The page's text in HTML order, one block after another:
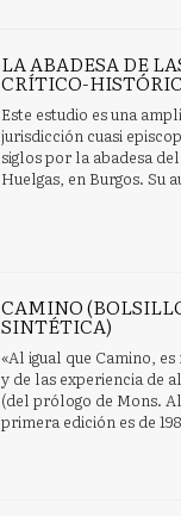
LA ABADESA DE
CRÍTICO-
Este estudio es una
jurisdicción cuasi
siglos por la abadesa
Huelgas, en Burgos. Su
CAMINO
SINTÉTICA)
«Al igual que Camino,
y de las experiencia de
(del prólogo de Mons.
primera edición es de